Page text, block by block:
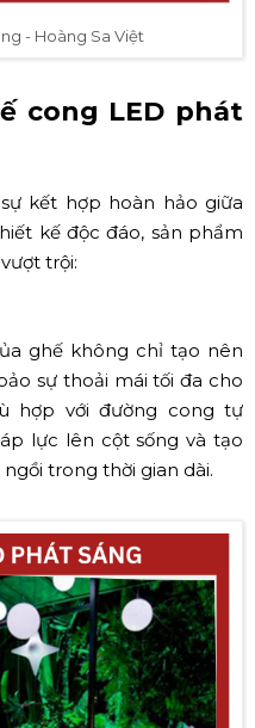
- Hoàng Sa Việt
cong LED phát
kết hợp hoàn hảo giữa
kế độc đáo, sản phẩm
trội:
ghế không chỉ tạo nên
sự thoải mái tối đa cho
hợp với đường cong tự
lực lên cột sống và tạo
trong thời gian dài.